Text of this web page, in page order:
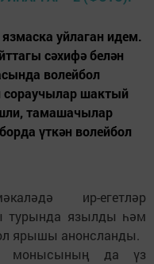
уйлаган идем.
сәхифә белән
волейбол
шактый
тамашачылар
үткән волейбол
ир-егетләр
турында язылды һәм
ярышы анонсланды.
монысының да үз